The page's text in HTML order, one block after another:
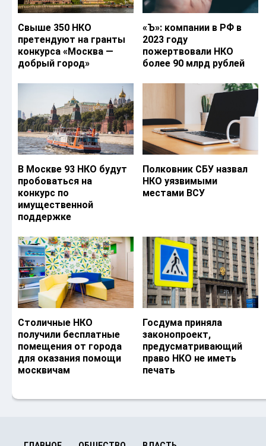
Свыше 350 НКО
претендуют на гранты
конкурса «Москва —
добрый город»
«Ъ‎»: компании в РФ в
2023 году
пожертвовали НКО
более 90 млрд рублей
В Москве 93 НКО будут
пробоваться на
конкурс по
имущественной
поддержке
Полковник СБУ назвал
НКО уязвимыми
местами ВСУ
Столичные НКО
получили бесплатные
помещения от города
для оказания помощи
москвичам
Госдума приняла
законопроект,
предусматривающий
право НКО не иметь
печать